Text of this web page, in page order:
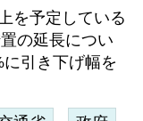
を予定している
の延長につい
引き下げ幅を